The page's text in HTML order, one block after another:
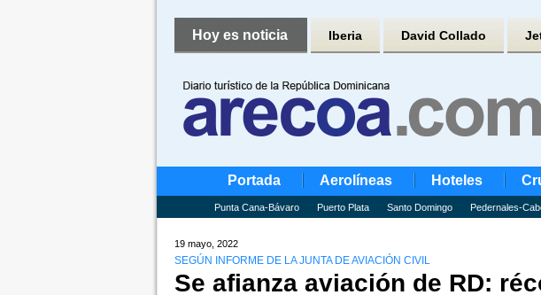
Hoy es noticia Iberia David Collado
Portada Aerolíneas Hoteles
Punta Cana-Bávaro Puerto Plata Santo Domingo Pedernales-
19 mayo, 2022
SEGÚN INFORME DE LA JUNTA DE AVIACIÓN CIVIL
Se afianza aviación de RD: